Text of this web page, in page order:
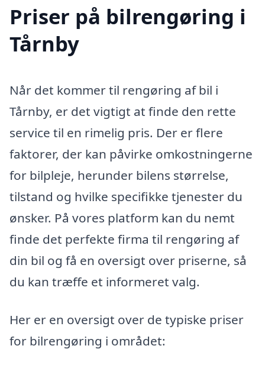
Priser på bilrengøring i
Tårnby
Når det kommer til rengøring af bil i
Tårnby, er det vigtigt at finde den rette
service til en rimelig pris. Der er flere
faktorer, der kan påvirke omkostningerne
for bilpleje, herunder bilens størrelse,
tilstand og hvilke specifikke tjenester du
ønsker. På vores platform kan du nemt
finde det perfekte firma til rengøring af
din bil og få en oversigt over priserne, så
du kan træffe et informeret valg.
Her er en oversigt over de typiske priser
for bilrengøring i området: